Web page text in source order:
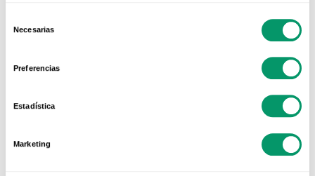
Necesarias
Preferencias
Estadística
Marketing
que no basta con diseñar y
este debe...